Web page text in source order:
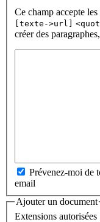
Ce champ accepte
[texte->url]
créer des
Prévenez-moi de
email
Ajouter un document
Extensions autorisées